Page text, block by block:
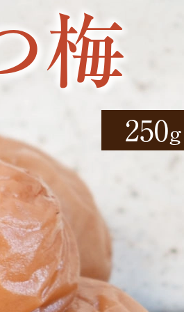
梅
250g